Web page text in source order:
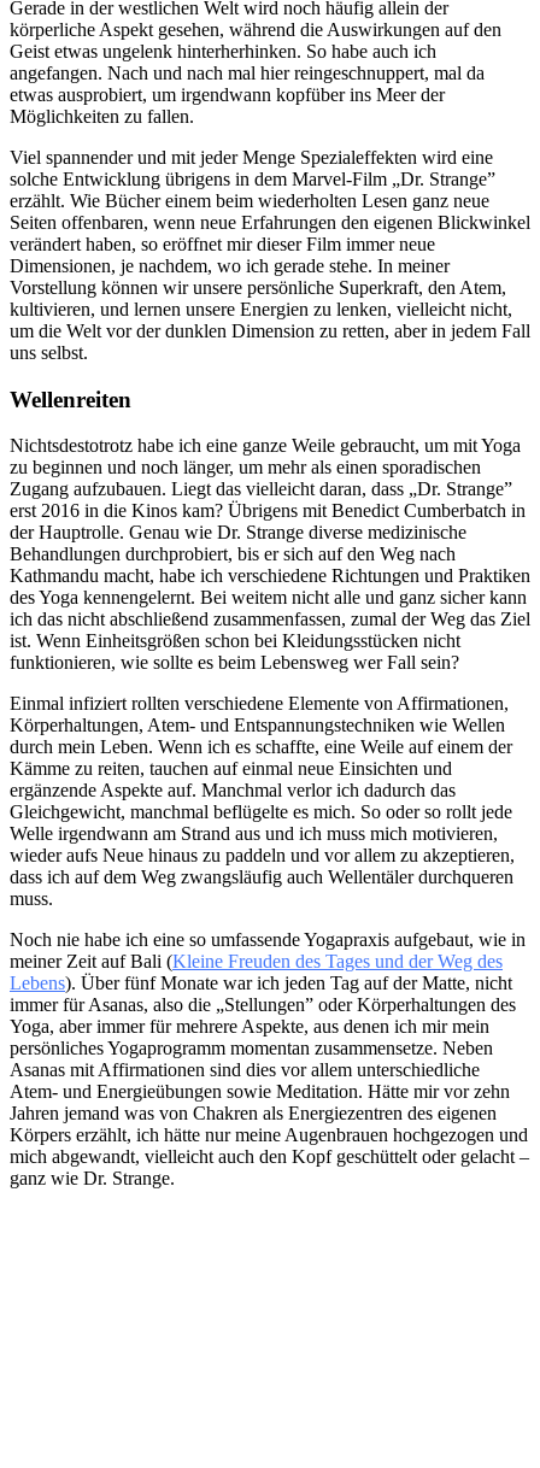
Gerade in der westlichen Welt wird noch häufig allein der
körperliche Aspekt gesehen, während die Auswirkungen auf den
Geist etwas ungelenk hinterherhinken. So habe auch ich
angefangen. Nach und nach mal hier reingeschnuppert, mal da
etwas ausprobiert, um irgendwann kopfüber ins Meer der
Möglichkeiten zu fallen.
Viel spannender und mit jeder Menge Spezialeffekten wird eine
solche Entwicklung übrigens in dem Marvel-Film „Dr. Strange”
erzählt. Wie Bücher einem beim wiederholten Lesen ganz neue
Seiten offenbaren, wenn neue Erfahrungen den eigenen Blickwinkel
verändert haben, so eröffnet mir dieser Film immer neue
Dimensionen, je nachdem, wo ich gerade stehe. In meiner
Vorstellung können wir unsere persönliche Superkraft, den Atem,
kultivieren, und lernen unsere Energien zu lenken, vielleicht nicht,
um die Welt vor der dunklen Dimension zu retten, aber in jedem Fall
uns selbst.
Wellenreiten
Nichtsdestotrotz habe ich eine ganze Weile gebraucht, um mit Yoga
zu beginnen und noch länger, um mehr als einen sporadischen
Zugang aufzubauen. Liegt das vielleicht daran, dass „Dr. Strange”
erst 2016 in die Kinos kam? Übrigens mit Benedict Cumberbatch in
der Hauptrolle. Genau wie Dr. Strange diverse medizinische
Behandlungen durchprobiert, bis er sich auf den Weg nach
Kathmandu macht, habe ich verschiedene Richtungen und Praktiken
des Yoga kennengelernt. Bei weitem nicht alle und ganz sicher kann
ich das nicht abschließend zusammenfassen, zumal der Weg das Ziel
ist. Wenn Einheitsgrößen schon bei Kleidungsstücken nicht
funktionieren, wie sollte es beim Lebensweg wer Fall sein?
Einmal infiziert rollten verschiedene Elemente von Affirmationen,
Körperhaltungen, Atem- und Entspannungstechniken wie Wellen
durch mein Leben. Wenn ich es schaffte, eine Weile auf einem der
Kämme zu reiten, tauchen auf einmal neue Einsichten und
ergänzende Aspekte auf. Manchmal verlor ich dadurch das
Gleichgewicht, manchmal beflügelte es mich. So oder so rollt jede
Welle irgendwann am Strand aus und ich muss mich motivieren,
wieder aufs Neue hinaus zu paddeln und vor allem zu akzeptieren,
dass ich auf dem Weg zwangsläufig auch Wellentäler durchqueren
muss.
Noch nie habe ich eine so umfassende Yogapraxis aufgebaut, wie in
meiner Zeit auf Bali (Kleine Freuden des Tages und der Weg des
Lebens). Über fünf Monate war ich jeden Tag auf der Matte, nicht
immer für Asanas, also die „Stellungen” oder Körperhaltungen des
Yoga, aber immer für mehrere Aspekte, aus denen ich mir mein
persönliches Yogaprogramm momentan zusammensetze. Neben
Asanas mit Affirmationen sind dies vor allem unterschiedliche
Atem- und Energieübungen sowie Meditation. Hätte mir vor zehn
Jahren jemand was von Chakren als Energiezentren des eigenen
Körpers erzählt, ich hätte nur meine Augenbrauen hochgezogen und
mich abgewandt, vielleicht auch den Kopf geschüttelt oder gelacht –
ganz wie Dr. Strange.